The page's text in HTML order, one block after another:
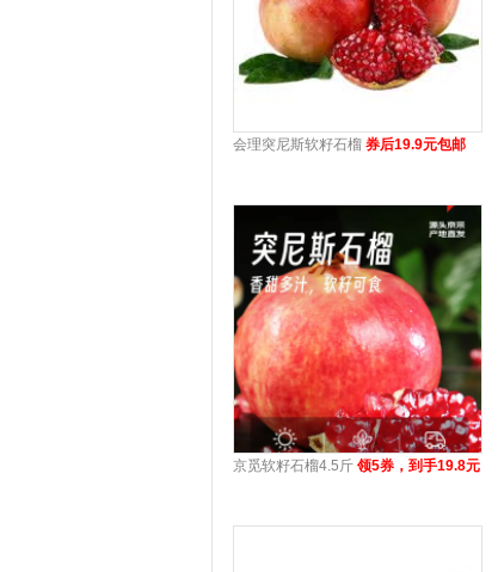
会理突尼斯软籽石榴 券后19.9元包邮
京觅软籽石榴4.5斤 领5券，到手19.8元